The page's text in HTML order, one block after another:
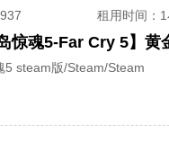
租用时间 ：
岛惊魂5-Far Cry 5】
5 steam版/Steam/Steam